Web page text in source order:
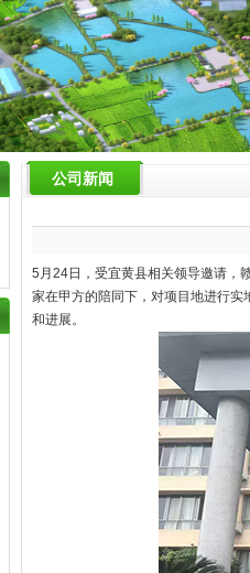
公司新闻
5月24日，受宜黄县相关领导邀请，
家在甲方的陪同下，对项目地进行
和进展。